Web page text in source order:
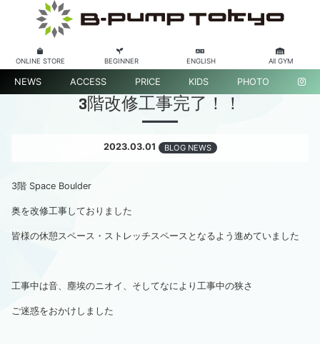
ONLINE STORE BEGINNER ENGLISH All GYM
NEWS ACCESS PRICE KIDS PHOTO
3階改修工事完了！！
2023.03.01 BLOG NEWS
3階 Space Boulder
奥を改修工事しておりました
皆様の休憩スペース・ストレッチスペースとなるよう進めていました
工事中は音、塵埃のニオイ、そしてなにより工事中の狭さ
ご迷惑をおかけしました